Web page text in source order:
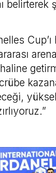
belirterek